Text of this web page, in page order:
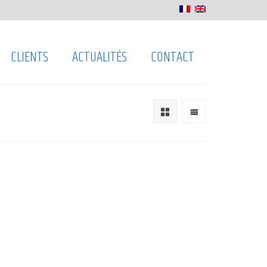
CLIENTS ACTUALITÉS CONTACT